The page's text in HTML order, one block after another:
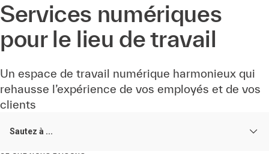
Services numériques
pour le lieu de travail
Un espace de travail numérique harmonieux qui
rehausse l’expérience de vos employés et de vos
clients
Sautez à ...